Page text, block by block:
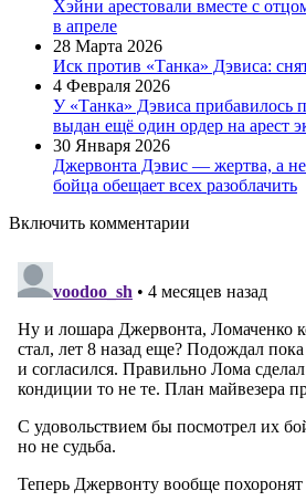
Хэйни арестовали вместе с
в апреле
28 Марта 2026
Иск против «Танка» Дэвиса:
4 Февраля 2026
У «Танка» Дэвиса прибавилось
выдан ещё один ордер на арест
30 Января 2026
Джервонта Дэвис — жертва, а не
бойца обещает всех разоблачить
Включить комментарии